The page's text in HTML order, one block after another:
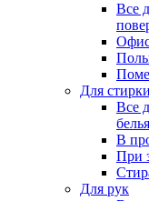
Все
Для
Все
белья
В
При
Для рук